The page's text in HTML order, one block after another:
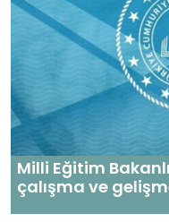
Milli Eğitim
çalışma ve